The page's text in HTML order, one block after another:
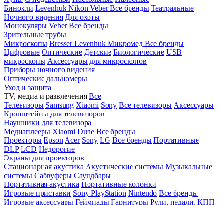
Бинокли Levenhuk Nikon VeberВсе бренды Театральные
Ночного видения Для охоты
Монокуляры Veber Все бренды
Зрительные трубы
Микроскопы BresserLevenhuk Микромед Все бренды
Цифровые Оптические Детские Биологические USB
микроскопы Аксессуары для микроскопов
Приборы ночного видения
Оптические дальномеры
Уход и защита
TV, медиа и развлечения Все
Телевизоры Samsung Xiaomi Sony Все телевизоры Аксессуары
Кронштейны для телевизоров
Наушники для телевизора
Медиаплееры Xiaomi Dune Все бренды
Проекторы Epson Acer Sony LG Все бренды Портативные
DLP LCD Недорогие
Экраны для проекторов
Стационарная акустика Акустические системы Музыкальные
системы Сабвуферы Саундбары
Портативная акустика Портативные колонки
Игровые приставки Sony PlayStation Nintendo Все бренды
Игровые аксессуары Геймпады Гарнитуры Рули, педали, КПП